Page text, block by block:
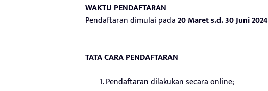
WAKTU PENDAFTARAN
Pendaftaran dimulai pada20 Maret s.d. 30 Juni 2024
TATA CARA PENDAFTARAN
Pendaftaran dilakukan secara online;